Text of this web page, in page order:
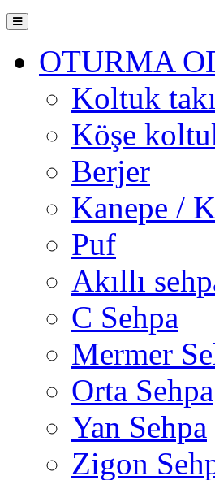
OTURMA
Koltuk
Köşe
Berjer
Kanepe /
Puf
Akıllı
C Sehpa
Mermer
Orta Sehpa
Yan Sehpa
Zigon